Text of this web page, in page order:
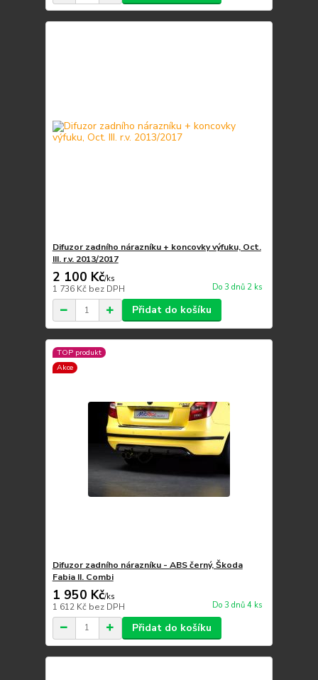
Difuzor zadního nárazníku + koncovky výfuku, Oct.
III. r.v. 2013/2017
2 100 Kč/ks
1 736 Kč bez DPH Do 3 dnů 2 ks
Přidat do košíku
TOP produkt
Akce
Difuzor zadního nárazníku - ABS černý, Škoda
Fabia II. Combi
1 950 Kč/ks
1 612 Kč bez DPH Do 3 dnů 4 ks
Přidat do košíku